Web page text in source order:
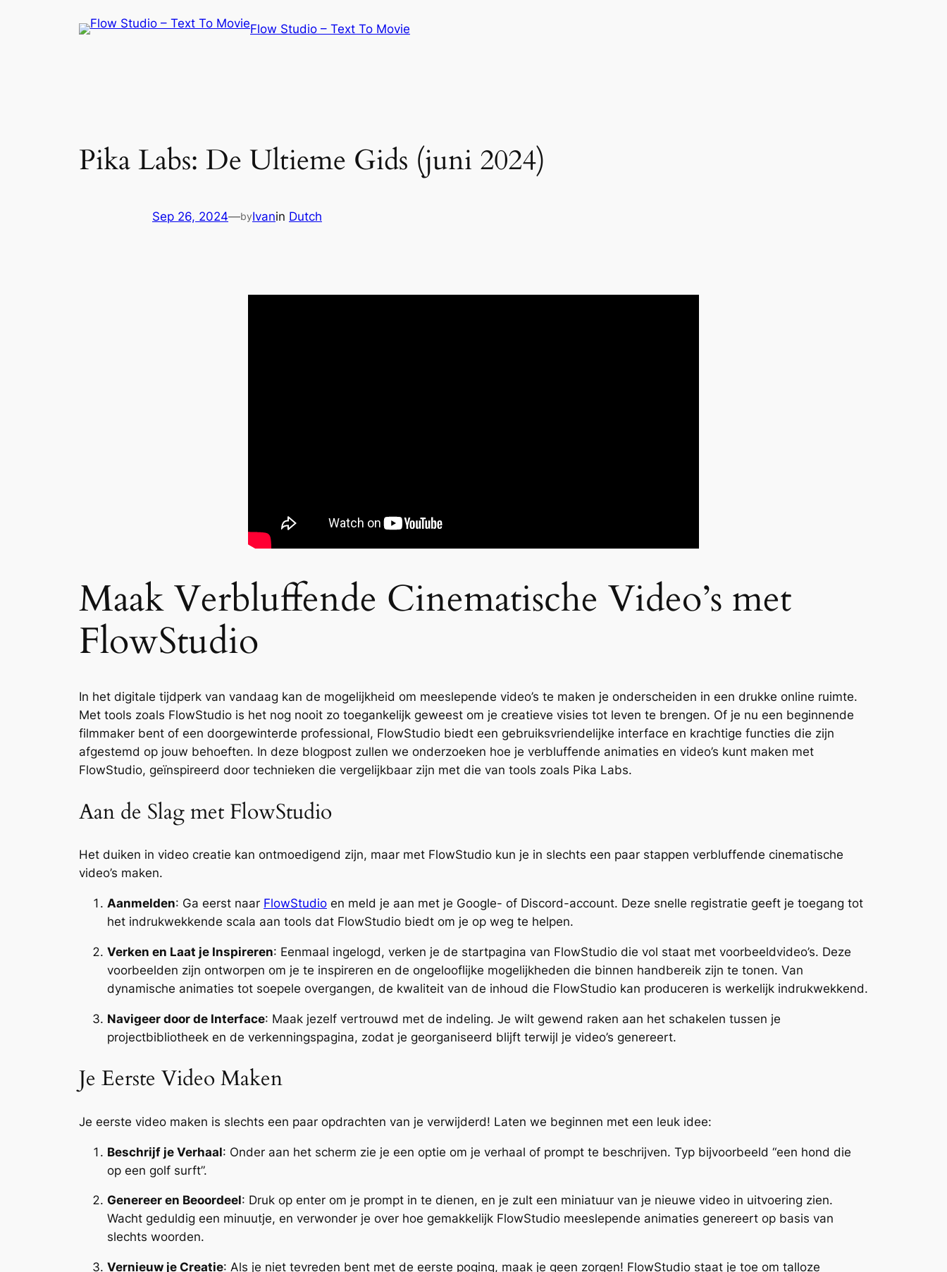
Flow Studio – Text To Movie
Pika Labs: De Ultieme Gids (juni 2024)
Sep 26, 2024—byIvanin Dutch
Maak Verbluffende Cinematische Video’s met
FlowStudio
In het digitale tijdperk van vandaag kan de mogelijkheid om meeslepende video’s te maken je onderscheiden in een drukke online ruimte.
Met tools zoals FlowStudio is het nog nooit zo toegankelijk geweest om je creatieve visies tot leven te brengen. Of je nu een beginnende
filmmaker bent of een doorgewinterde professional, FlowStudio biedt een gebruiksvriendelijke interface en krachtige functies die zijn
afgestemd op jouw behoeften. In deze blogpost zullen we onderzoeken hoe je verbluffende animaties en video’s kunt maken met
FlowStudio, geïnspireerd door technieken die vergelijkbaar zijn met die van tools zoals Pika Labs.
Aan de Slag met FlowStudio
Het duiken in video creatie kan ontmoedigend zijn, maar met FlowStudio kun je in slechts een paar stappen verbluffende cinematische
video’s maken.
Aanmelden: Ga eerst naar FlowStudio en meld je aan met je Google- of Discord-account. Deze snelle registratie geeft je toegang tot
het indrukwekkende scala aan tools dat FlowStudio biedt om je op weg te helpen.
Verken en Laat je Inspireren: Eenmaal ingelogd, verken je de startpagina van FlowStudio die vol staat met voorbeeldvideo’s. Deze
voorbeelden zijn ontworpen om je te inspireren en de ongelooflijke mogelijkheden die binnen handbereik zijn te tonen. Van
dynamische animaties tot soepele overgangen, de kwaliteit van de inhoud die FlowStudio kan produceren is werkelijk indrukwekkend.
Navigeer door de Interface: Maak jezelf vertrouwd met de indeling. Je wilt gewend raken aan het schakelen tussen je
projectbibliotheek en de verkenningspagina, zodat je georganiseerd blijft terwijl je video’s genereert.
Je Eerste Video Maken
Je eerste video maken is slechts een paar opdrachten van je verwijderd! Laten we beginnen met een leuk idee:
Beschrijf je Verhaal: Onder aan het scherm zie je een optie om je verhaal of prompt te beschrijven. Typ bijvoorbeeld “een hond die
op een golf surft”.
Genereer en Beoordeel: Druk op enter om je prompt in te dienen, en je zult een miniatuur van je nieuwe video in uitvoering zien.
Wacht geduldig een minuutje, en verwonder je over hoe gemakkelijk FlowStudio meeslepende animaties genereert op basis van
slechts woorden.
Vernieuw je Creatie: Als je niet tevreden bent met de eerste poging, maak je geen zorgen! FlowStudio staat je toe om talloze